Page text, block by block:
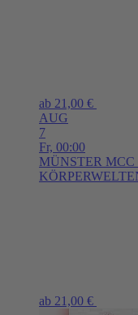
ab 21,00 €
AUG
7
Fr, 00:00
MÜNSTER MCC
ab 21,00 €